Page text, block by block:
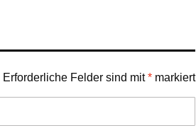
Erforderliche Felder sind mit* markiert